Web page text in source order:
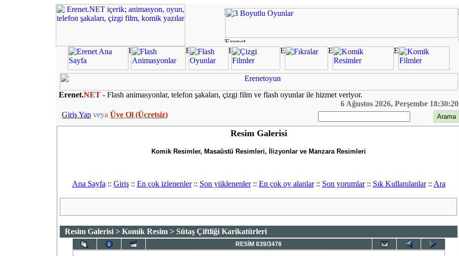
Erenet.NET - Flash animasyonlar, telefon şakaları, çizgi film ve flash oyunlar ile hizmet veriyor.
6 Ağustos 2026, Perşembe 18:30:20
Giriş Yap veya Üye Ol (Ücretsiz)
Resim Galerisi
Komik Resimler, Masaüstü Resimleri, İlizyonlar ve Manzara Resimleri
Ana Sayfa :: Giriş:: En çok izlenenler:: Son yüklenenler:: En çok oy alanlar:: Son yorumlar:: Sık Kullanılanlar:: Ara
Resim Galerisi > Komik Resim > Sütaş Çiftliği Karikatürleri
RESİM 839/3476